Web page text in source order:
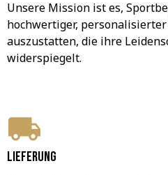
Unsere Mission ist es,
hochwertiger,
auszustatten, die ihre
widerspiegelt.
Lieferung